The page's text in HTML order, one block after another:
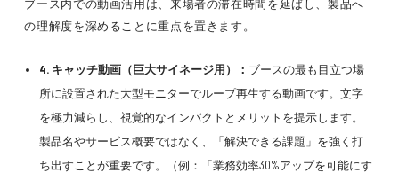
ブース内での動画活用は、来場者の滞在時間を延ばし、製品へ
の理解度を深めることに重点を置きます。
4. キャッチ動画（巨大サイネージ用）： ブースの最も目立つ場
所に設置された大型モニターでループ再生する動画です。文字
を極力減らし、視覚的なインパクトとメリットを提示します。
製品名やサービス概要ではなく、「解決できる課題」を強く打
ち出すことが重要です。（例：「業務効率30%アップを可能にす